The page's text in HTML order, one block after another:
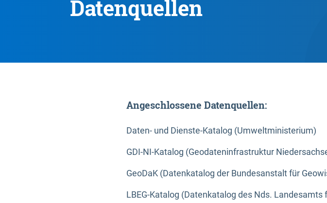
Datenquellen
Angeschlossene Datenquellen:
Daten- und Dienste-Katalog (Umweltministerium)
GDI-NI-Katalog (Geodateninfrastruktur
GeoDaK (Datenkatalog der Bundesanstalt für
LBEG-Katalog (Datenkatalog des Nds. Landesamts